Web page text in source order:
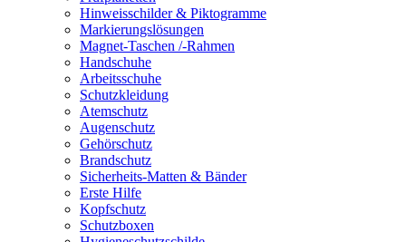
Hinweisschilder & Piktogramme
Markierungslösungen
Magnet-Taschen /-Rahmen
Handschuhe
Arbeitsschuhe
Schutzkleidung
Atemschutz
Augenschutz
Gehörschutz
Brandschutz
Sicherheits-Matten & Bänder
Erste Hilfe
Kopfschutz
Schutzboxen